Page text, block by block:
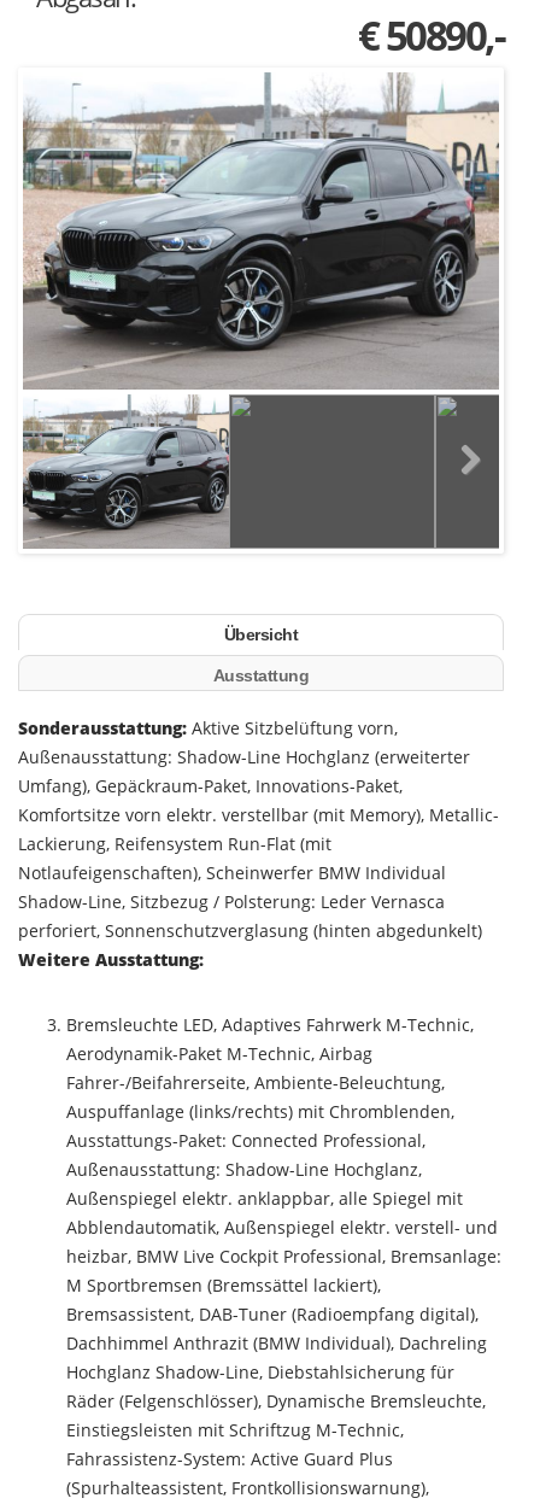
€ 50890,-
Übersicht
Ausstattung
Sonderausstattung: Aktive Sitzbelüftung vorn,
Außenausstattung: Shadow-Line Hochglanz (erweiterter
Umfang), Gepäckraum-Paket, Innovations-Paket,
Komfortsitze vorn elektr. verstellbar (mit Memory), Metallic-
Lackierung, Reifensystem Run-Flat (mit
Notlaufeigenschaften), Scheinwerfer BMW Individual
Shadow-Line, Sitzbezug / Polsterung: Leder Vernasca
perforiert, Sonnenschutzverglasung (hinten abgedunkelt)
Weitere Ausstattung:
Bremsleuchte LED, Adaptives Fahrwerk M-Technic,
Aerodynamik-Paket M-Technic, Airbag
Fahrer-/Beifahrerseite, Ambiente-Beleuchtung,
Auspuffanlage (links/rechts) mit Chromblenden,
Ausstattungs-Paket: Connected Professional,
Außenausstattung: Shadow-Line Hochglanz,
Außenspiegel elektr. anklappbar, alle Spiegel mit
Abblendautomatik, Außenspiegel elektr. verstell- und
heizbar, BMW Live Cockpit Professional, Bremsanlage:
M Sportbremsen (Bremssättel lackiert),
Bremsassistent, DAB-Tuner (Radioempfang digital),
Dachhimmel Anthrazit (BMW Individual), Dachreling
Hochglanz Shadow-Line, Diebstahlsicherung für
Räder (Felgenschlösser), Dynamische Bremsleuchte,
Einstiegsleisten mit Schriftzug M-Technic,
Fahrassistenz-System: Active Guard Plus
(Spurhalteassistent, Frontkollisionswarnung),